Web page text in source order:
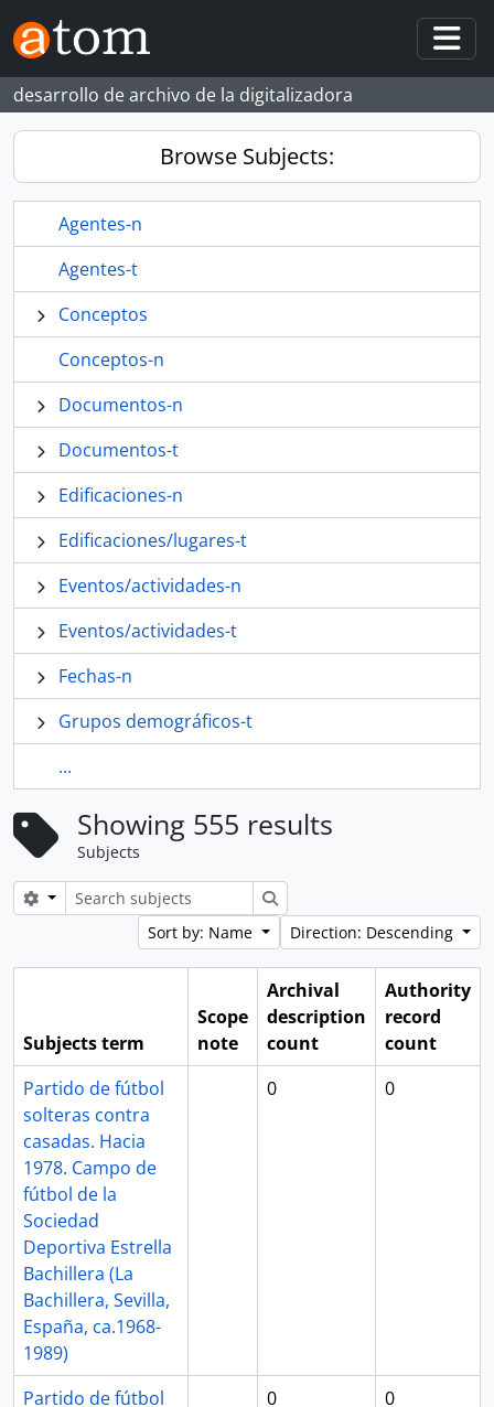
Skip to main content
desarrollo de archivo de la digitalizadora
Browse Subjects:
Agentes-n
Agentes-t
Conceptos
Conceptos-n
Documentos-n
Documentos-t
Edificaciones-n
Edificaciones/lugares-t
Eventos/actividades-n
Eventos/actividades-t
Fechas-n
Grupos demográficos-t
...
Showing 555 results
Subjects
Search options
Search
Sort by: Name
Direction: Descending
Subjects term
Scope
note
Archival
description
count
Authority
record
count
Partido de fútbol
solteras contra
casadas. Hacia
1978. Campo de
fútbol de la
Sociedad
Deportiva Estrella
Bachillera (La
Bachillera, Sevilla,
España, ca.1968-
1989)
0 0
Partido de fútbol
0 0